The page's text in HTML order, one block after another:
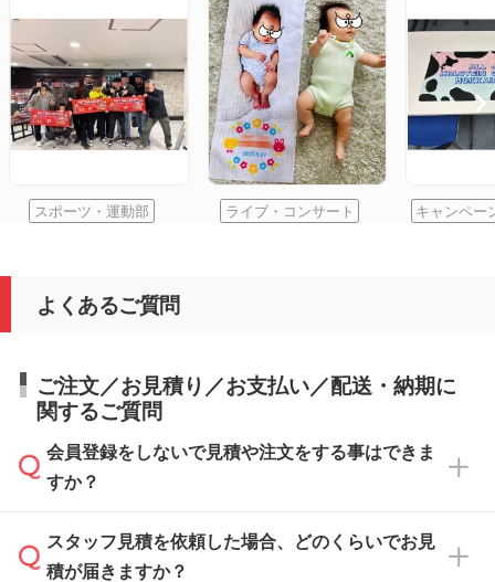
スポーツ・運動部 ライブ・コンサート キャンペー
よくあるご質問
ご注文／お見積り／お支払い／配送・納期に
関するご質問
会員登録をしないで見積や注文をする事はできま
すか？
可能です。見積・注文フォームにて『ゲストの
まま進む』ボタンからお進みのうえ、ご依頼く
スタッフ見積を依頼した場合、どのくらいでお見
積が届きますか？